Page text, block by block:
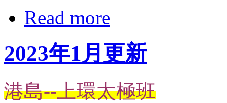
Read more
2023年1月更新
港島--上環太極班